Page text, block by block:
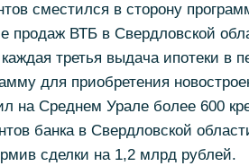
сместился в сторону
продаж ВТБ в Свердловской
третья выдача ипотеки в
для приобретения
на Среднем Урале более 600
банка в Свердловской
сделки на 1,2 млрд рублей.